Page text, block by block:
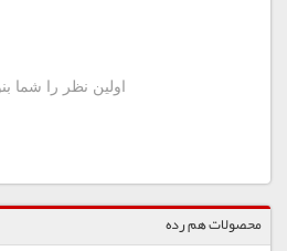
محصولات هم رده